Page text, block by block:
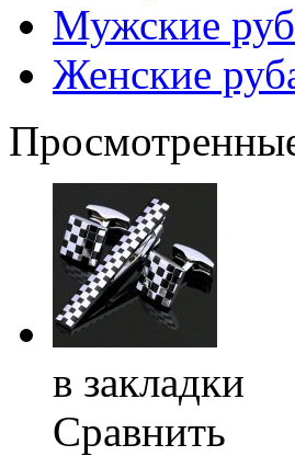
Мужские
Женские
в закладки
Сравнить